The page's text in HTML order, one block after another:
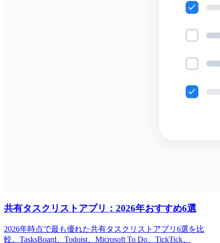
共有タスクリストアプリ：2026年おすすめ6選
2026年時点で最も優れた共有タスクリストアプリ6選を比
較。TasksBoard、Todoist、Microsoft To Do、TickTick、